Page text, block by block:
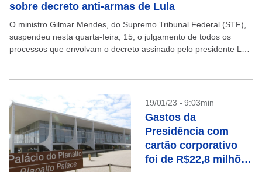
sobre decreto anti-armas de Lula
O ministro Gilmar Mendes, do Supremo Tribunal Federal (STF),
suspendeu nesta quarta-feira, 15, o julgamento de todos os
processos que envolvam o decreto assinado pelo presidente Luiz
19/01/23 - 9:03min
Gastos da
Presidência com
cartão corporativo
foi de R$22,8 milhões